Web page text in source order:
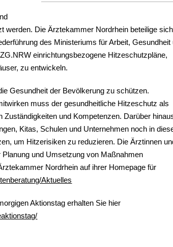
werden. Die Ärztekammer Nordrhein beteilige sich
des Ministeriums für Arbeit, Gesundheit
einrichtungsbezogene Hitzeschutzpläne,
zu entwickeln.
Gesundheit der Bevölkerung zu schützen.
muss der gesundheitliche Hitzeschutz als
und Kompetenzen. Darüber
Kitas, Schulen und Unternehmen noch in
um Hitzerisiken zu reduzieren. Die Ärztinnen
und Umsetzung von Maßnahmen
Nordrhein auf ihrer Homepage für
Aktuelles
Aktionstag erhalten Sie hier